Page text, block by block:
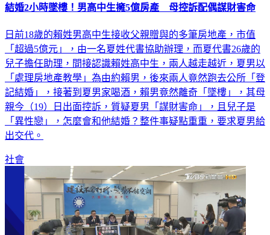
結婚2小時墜樓！男高中生擁5億房產 母控訴配偶謀財害命
日前18歲的賴姓男高中生接收父親贈與的多筆房地產，市值
「超過5億元」，由一名夏姓代書協助辦理，而夏代書26歲的
兒子擔任助理，間接認識賴姓高中生，兩人越走越近，夏男以
「處理房地產教學」為由約賴男，後來兩人竟然跑去公所「登
記結婚」，接著到夏男家喝酒，賴男竟然離奇「墜樓」，其母
親今（19）日出面控訴，質疑夏男「謀財害命」，且兒子是
「異性戀」，怎麼會和他結婚？整件事疑點重重，要求夏男給
出交代。
社會